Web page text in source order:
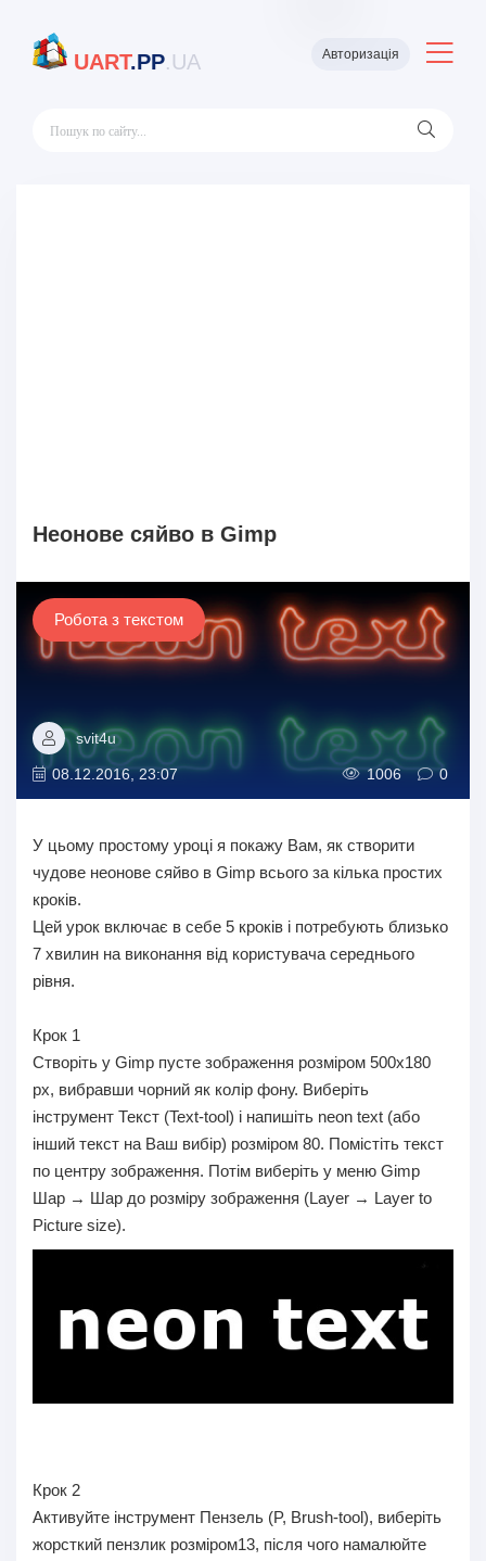
UART.PP.UA Авторизація
Неонове сяйво в Gimp
Робота з текстом
svit4u
08.12.2016, 23:07 1006 0
У цьому простому уроці я покажу Вам, як створити
чудове неонове сяйво в Gimp всього за кілька простих
кроків.
Цей урок включає в себе 5 кроків і потребують близько
7 хвилин на виконання від користувача середнього
рівня.
Крок 1
Створіть у Gimp пусте зображення розміром 500x180
px, вибравши чорний як колір фону. Виберіть
інструмент Текст (Text-tool) і напишіть neon text (або
інший текст на Ваш вибір) розміром 80. Помістіть текст
по центру зображення. Потім виберіть у меню Gimp
Шар → Шар до розміру зображення (Layer → Layer to
Picture size).
Крок 2
Активуйте інструмент Пензель (P, Brush-tool), виберіть
жорсткий пензлик розміром13, після чого намалюйте